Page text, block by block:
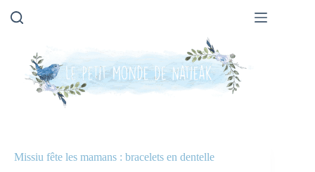
Missiu fête les mamans : bracelets en dentelle